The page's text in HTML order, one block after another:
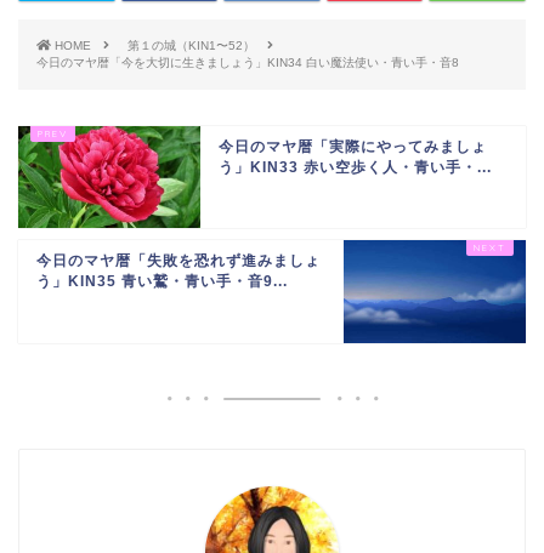
HOME
第１の城（KIN1〜52）
今日のマヤ暦「今を大切に生きましょう」KIN34 白い魔法使い・青い手・音8
今日のマヤ暦「実際にやってみましょ
う」KIN33 赤い空歩く人・青い手・...
今日のマヤ暦「失敗を恐れず進みましょ
う」KIN35 青い鷲・青い手・音9...